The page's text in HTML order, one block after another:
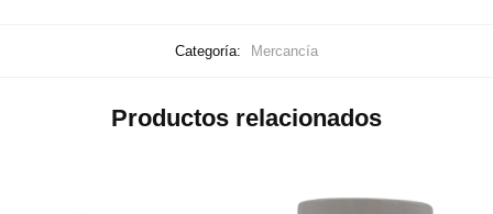
Categoría: Mercancía
Productos relacionados